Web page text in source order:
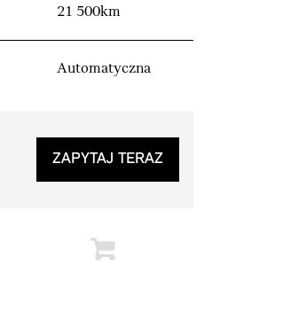
21 500km
Automatyczna
ZAPYTAJ TERAZ